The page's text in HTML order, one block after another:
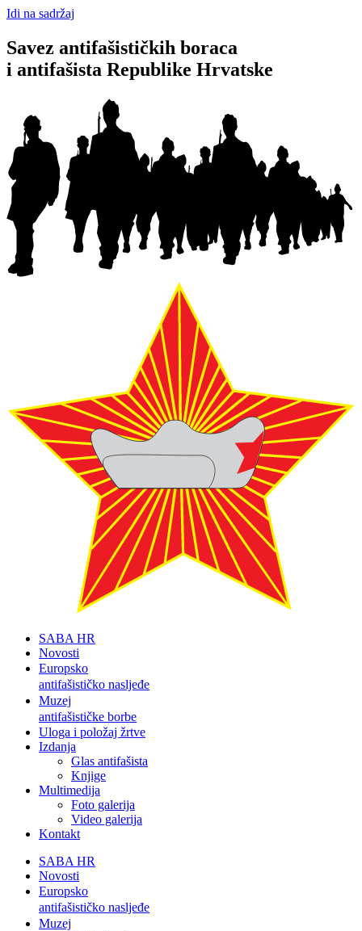
Idi na sadržaj
Savez antifašističkih boraca
i antifašista Republike Hrvatske
SABA HR
Novosti
Europsko
antifašističko nasljeđe
Muzej
antifašističke borbe
Uloga i položaj žrtve
Izdanja
Glas antifašista
Knjige
Multimedija
Foto galerija
Video galerija
Kontakt
SABA HR
Novosti
Europsko
antifašističko nasljeđe
Muzej